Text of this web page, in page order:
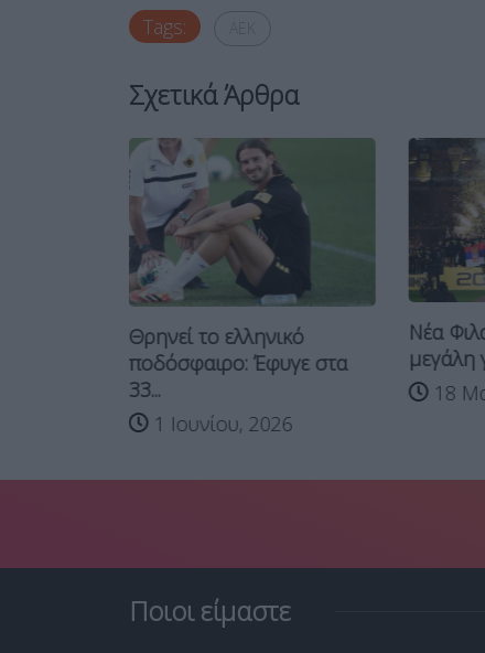
Tags:
Σχετικά Άρθρα
Θρηνεί το ελληνικό
ποδόσφαιρο: Έφυγε στα
33...
1 Ιουνίου, 2026
Νέα
μεγάλη
18
Ποιοι είμαστε